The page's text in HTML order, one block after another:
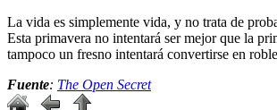
La vida es simplemente vida, y no trata de
Esta primavera no intentará ser mejor que la
tampoco un fresno intentará convertirse en
Fuente: The Open Secret